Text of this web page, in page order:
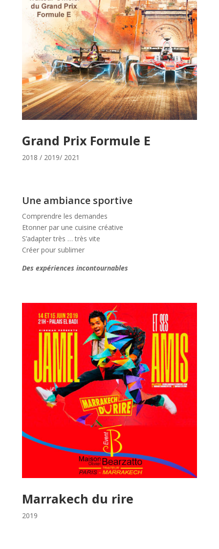
Grand Prix Formule E
2018 / 2019/ 2021
Une ambiance sportive
Comprendre les demandes
Etonner par une cuisine créative
S’adapter très … très vite
Créer pour sublimer
Des expériences incontournables
Marrakech du rire
2019